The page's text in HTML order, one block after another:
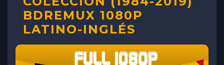
BDREMUX 1080P
LATINO-INGLÉS